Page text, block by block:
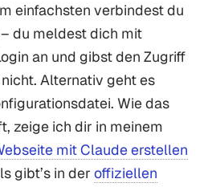
einfachsten verbindest du
– du meldest dich mit
an und gibst den Zugriff
Alternativ geht es
Wie das
zeige ich dir in meinem
mit Claude erstellen
gibt’s in der offiziellen